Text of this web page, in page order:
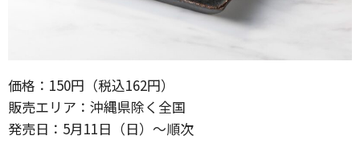
価格：150円（税込162円）
販売エリア：沖縄県除く全国
発売日：5月11日（日）～順次